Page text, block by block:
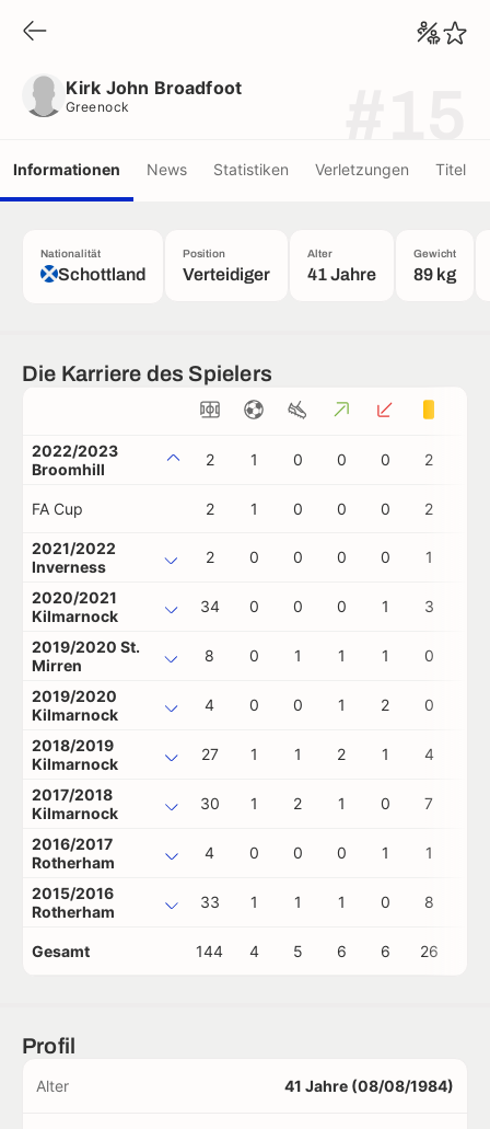
Kirk John Broadfoot
Greenock
Informationen News Statistiken Verletzungen Titel
Nationalität
Schottland
Position
Verteidiger
Alter
41 Jahre
Gewicht
89 kg
Die Karriere des Spielers
2022/2023
Broomhill
2 1 0 0 0 2
FA Cup 2 1 0 0 0 2
2021/2022
Inverness
2 0 0 0 0 1
2020/2021
Kilmarnock
34 0 0 0 1 3
2019/2020 St.
Mirren
8 0 1 1 1 0
2019/2020
Kilmarnock
4 0 0 1 2 0
2018/2019
Kilmarnock
27 1 1 2 1 4
2017/2018
Kilmarnock
30 1 2 1 0 7
2016/2017
Rotherham
4 0 0 0 1 1
2015/2016
Rotherham
33 1 1 1 0 8
Gesamt 144 4 5 6 6 26
Profil
Alter 41 Jahre (08/08/1984)